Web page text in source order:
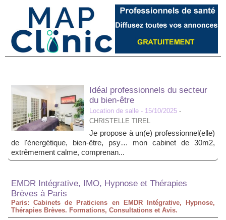
Idéal professionnels du secteur
du bien-être
Location de salle - 15/10/2025 -
CHRISTELLE TIREL
Je propose à un(e) professionnel(elle)
de l'énergétique, bien-être, psy… mon cabinet de 30m2,
extrêmement calme, comprenan...
EMDR Intégrative, IMO, Hypnose et Thérapies
Brèves à Paris
Paris: Cabinets de Praticiens en EMDR Intégrative, Hypnose,
Thérapies Brèves. Formations, Consultations et Avis.